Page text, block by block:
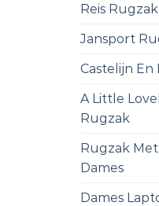
Reis
Jansport
Castelijn En
A Little
Rugzak
Rugzak
Dames
Dames